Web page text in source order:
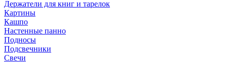
Держатели для книг и тарелок
Картины
Кашпо
Настенные панно
Подносы
Подсвечники
Свечи